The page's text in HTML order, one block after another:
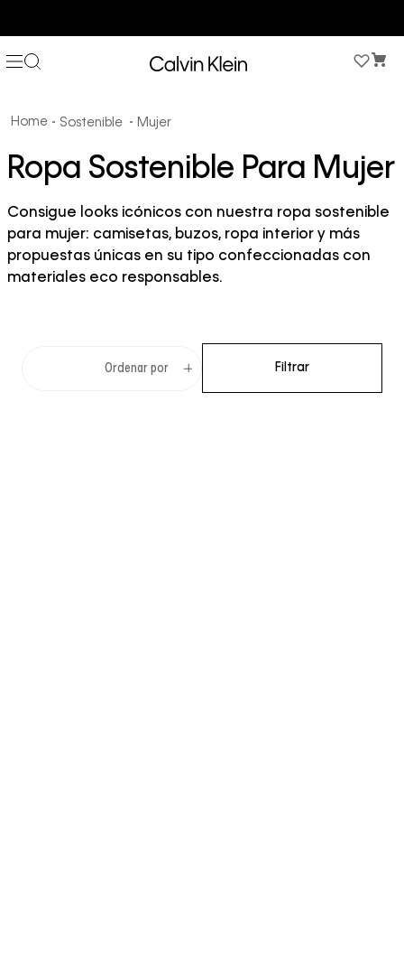
Sostenible Mujer
Ropa Sostenible Para Mujer
Consigue looks icónicos con nuestra ropa sostenible
para mujer: camisetas, buzos, ropa interior y más
propuestas únicas en su tipo confeccionadas con
materiales eco responsables.
Ordenar por Filtrar